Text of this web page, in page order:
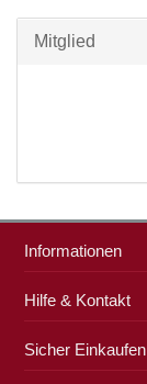
Mitglied
Informationen
Hilfe & Kontakt
Sicher Einkaufen